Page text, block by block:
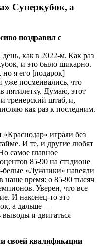
Суперкубок, а
поздравил с
как в 2022‑м. Как раз
и это было шикарно.
я его [подарок]
посмеивались, что
пятилетку. Думаю, этот
тренерский штаб, и,
как раз к последним.
играли без
И те, и другие любят
самое главное
85‑90 на стадионе
«Лужники» навеяли
наше время: о 85-90 тысяч
Уверен, что все
И наконец-то это
а дальше —
и двигаться
своей квалификации